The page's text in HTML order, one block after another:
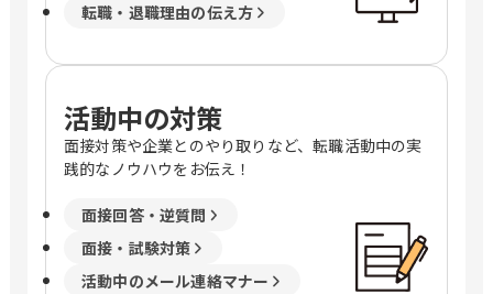
転職・退職理由の伝え方
活動中の対策
面接対策や企業とのやり取りなど、転職活動中の実
践的なノウハウをお伝え！
面接回答・逆質問
面接・試験対策
活動中のメール連絡マナー